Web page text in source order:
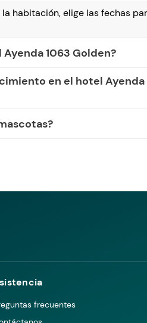
habitación, elige las fechas
1063 Golden?
en el hotel Ayenda
frecuentes